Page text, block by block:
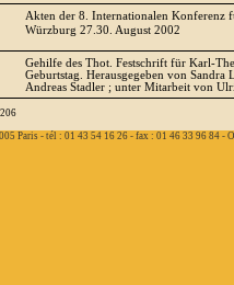
Akten der 8. Internationalen Konferenz
Würzburg 27.30. August 2002
Gehilfe des Thot. Festschrift für Karl-
Geburtstag. Herausgegeben von
Andreas Stadler ; unter Mitarbeit von
206
Paris - tél : 01 43 54 16 26 - fax : 01 46 33 96 84